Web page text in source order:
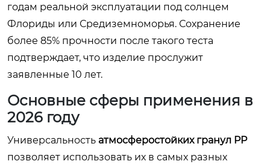
годам реальной эксплуатации под солнцем
Флориды или Средиземноморья. Сохранение
более 85% прочности после такого теста
подтверждает, что изделие прослужит
заявленные 10 лет.
Основные сферы применения в
2026 году
Универсальность атмосферостойких гранул PP
позволяет использовать их в самых разных